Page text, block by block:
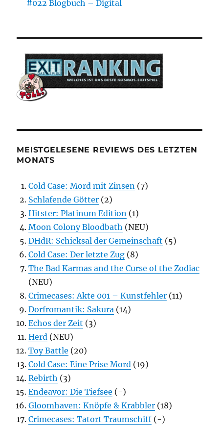
#022 Blogbuch – Digital
MEISTGELESENE REVIEWS DES LETZTEN
MONATS
Cold Case: Mord mit Zinsen (7)
Schlafende Götter (2)
Hitster: Platinum Edition (1)
Moon Colony Bloodbath (NEU)
DHdR: Schicksal der Gemeinschaft (5)
Cold Case: Der letzte Zug (8)
The Bad Karmas and the Curse of the Zodiac
(NEU)
Crimecases: Akte 001 – Kunstfehler (11)
Dorfromantik: Sakura (14)
Echos der Zeit (3)
Herd (NEU)
Toy Battle (20)
Cold Case: Eine Prise Mord (19)
Rebirth (3)
Endeavor: Die Tiefsee (-)
Gloomhaven: Knöpfe & Krabbler (18)
Crimecases: Tatort Traumschiff (-)